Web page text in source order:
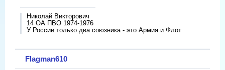
Николай Викторович
14 ОА ПВО 1974-1976
У России только два союзника - это Армия и Флот
Flagman610